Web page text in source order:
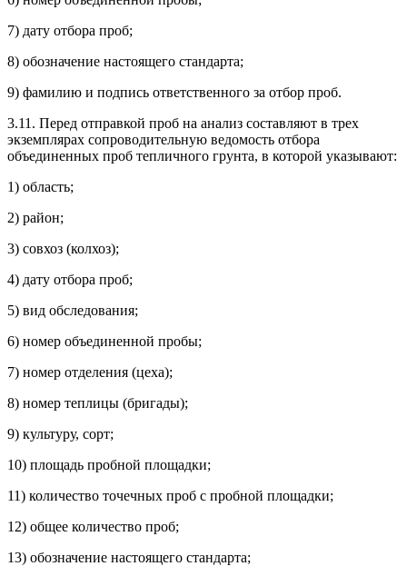
7) дату отбора проб;
8) обозначение настоящего стандарта;
9) фамилию и подпись ответственного за отбор проб.
3.11. Перед отправкой проб на анализ составляют в трех
экземплярах сопроводительную ведомость отбора
объединенных проб тепличного грунта, в которой указывают:
1) область;
2) район;
3) совхоз (колхоз);
4) дату отбора проб;
5) вид обследования;
6) номер объединенной пробы;
7) номер отделения (цеха);
8) номер теплицы (бригады);
9) культуру, сорт;
10) площадь пробной площадки;
11) количество точечных проб с пробной площадки;
12) общее количество проб;
13) обозначение настоящего стандарта;